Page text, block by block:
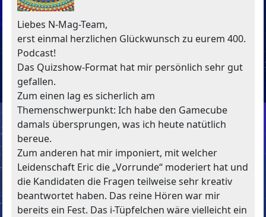
Liebes N-Mag-Team,
erst einmal herzlichen Glückwunsch zu eurem 400.
Podcast!
Das Quizshow-Format hat mir persönlich sehr gut
gefallen.
Zum einen lag es sicherlich am
Themenschwerpunkt: Ich habe den Gamecube
damals übersprungen, was ich heute natütlich
bereue.
Zum anderen hat mir imponiert, mit welcher
Leidenschaft Eric die „Vorrunde“ moderiert hat und
die Kandidaten die Fragen teilweise sehr kreativ
beantwortet haben. Das reine Hören war mir
bereits ein Fest. Das i-Tüpfelchen wäre vielleicht ein